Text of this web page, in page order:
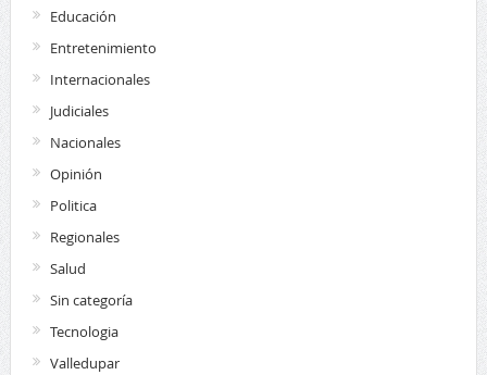
Educación
Entretenimiento
Internacionales
Judiciales
Nacionales
Opinión
Politica
Regionales
Salud
Sin categoría
Tecnologia
Valledupar